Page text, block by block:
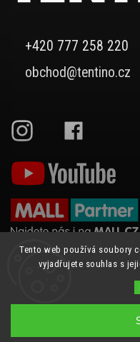
Tento web používá soubory
vyjadřujete souhlas s
+420 777 258 220
obchod@tentino.cz